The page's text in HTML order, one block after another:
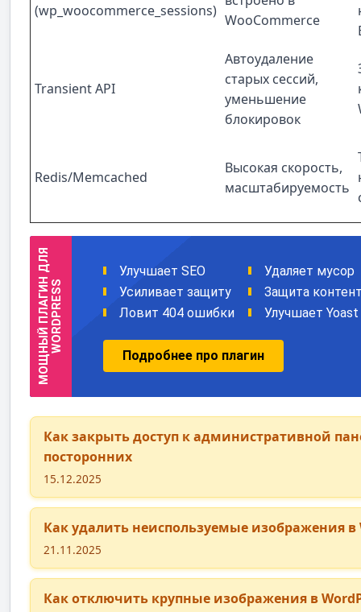
(wp_woocommerce_sessions)
WooCommerce
Transient API
Автоудаление
старых сессий,
уменьшение
блокировок
Redis/Memcached
Высокая скорость,
масштабируемость
Как закрыть доступ к административной
посторонних
15.12.2025
Как удалить неиспользуемые изображения в
21.11.2025
Как отключить крупные изображения в